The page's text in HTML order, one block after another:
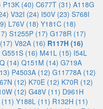
P13K (40) C677T (31) A118G
V32I (24) I50V (23) S768I
L76V (18) Y181C (18)
S1255P (17) G178R (17)
V82A (16) R117H (16)
G551S (16) M41L (15) I54L
(14) Q151M (14) G719A
P4503A (12) G11778A (12)
(12) K70E (12) K70R (12)
(12) G48V (11) D961H
Y188L (11) R132H (11)